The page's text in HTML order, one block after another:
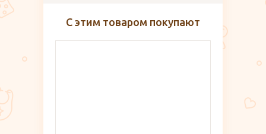
С этим товаром покупают